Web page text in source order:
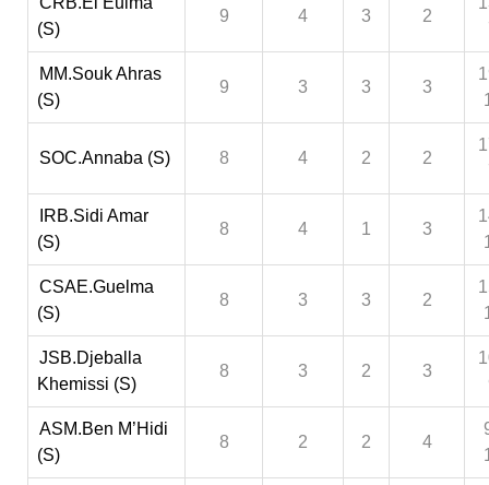
(S)
9 4 3 2
MM.Souk Ahras
(S)
9 3 3 3
SOC.Annaba (S) 8 4 2 2
IRB.Sidi Amar
(S)
8 4 1 3
CSAE.Guelma
(S)
8 3 3 2
JSB.Djeballa
Khemissi (S)
8 3 2 3
ASM.Ben M’Hidi
(S)
8 2 2 4